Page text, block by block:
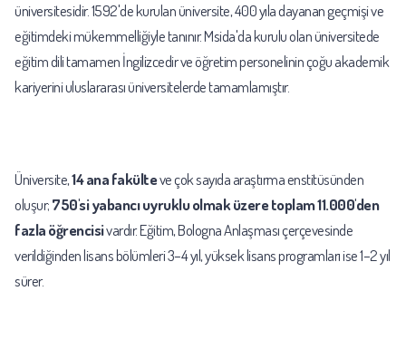
üniversitesidir. 1592'de kurulan üniversite, 400 yıla dayanan geçmişi ve
eğitimdeki mükemmelliğiyle tanınır. Msida'da kurulu olan üniversitede
eğitim dili tamamen İngilizcedir ve öğretim personelinin çoğu akademik
kariyerini uluslararası üniversitelerde tamamlamıştır.
Üniversite,14 ana fakülteve çok sayıda araştırma enstitüsünden
oluşur;750'si yabancı uyruklu olmak üzere toplam 11.000'den
fazla öğrencisivardır. Eğitim, Bologna Anlaşması çerçevesinde
verildiğinden lisans bölümleri 3–4 yıl, yüksek lisans programları ise 1–2 yıl
sürer.